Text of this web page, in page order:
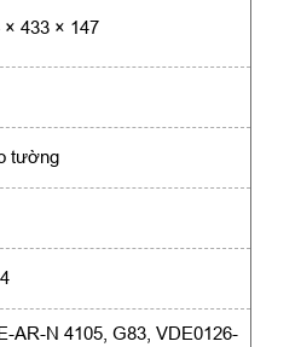
× 433 × 147
tường
AR-N 4105, G83, VDE0126-